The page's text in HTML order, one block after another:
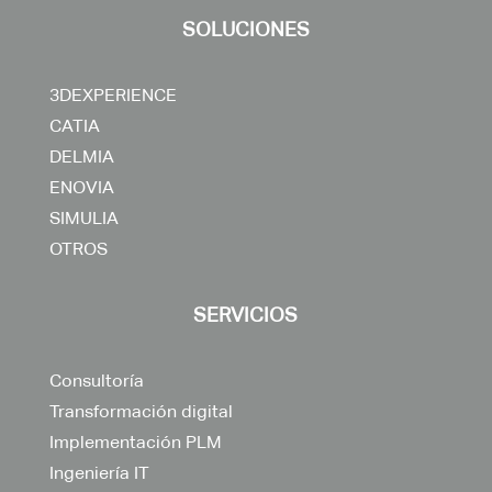
SOLUCIONES
3DEXPERIENCE
CATIA
DELMIA
ENOVIA
SIMULIA
OTROS
SERVICIOS
Consultoría
Transformación digital
Implementación PLM
Ingeniería IT